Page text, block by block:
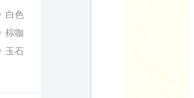
白色
棕咖
玉石